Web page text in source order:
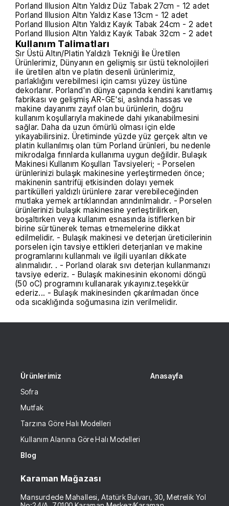
Porland Illusion Altın Yaldız Düz Tabak 27cm - 12 adet
Porland Illusion Altın Yaldız Kase 13cm - 12 adet
Porland Illusion Altın Yaldız Kayık Tabak 24cm - 2 adet
Porland Illusion Altın Yaldız Kayık Tabak 32cm - 2 adet
Kullanım Talimatları
Sır Üstü Altın/Platin Yaldızlı Tekniği İle Üretilen
Ürünlerimiz, Dünyanın en gelişmiş sır üstü teknolojileri
ile üretilen altın ve platin desenli ürünlerimiz,
parlaklığını verebilmesi için camsı yüzey üstüne
dekorlanır. Porland'ın dünya çapında kendini kanıtlamış
fabrikası ve gelişmiş AR-GE'si, aslında hassas ve
makine dayanımı zayıf olan bu ürünlerin, doğru
kullanım koşullarıyla makinede dahi yıkanabilmesini
sağlar. Daha da uzun ömürlü olması için elde
yıkayabilirsiniz. Üretiminde yüzde yüz gerçek altın ve
platin kullanılmış olan tüm Porland ürünleri, bu nedenle
mikrodalga fırınlarda kullanıma uygun değildir. Bulaşık
Makinesi Kullanım Koşulları Tavsiyeleri; - Porselen
ürünlerinizi bulaşık makinesine yerleştirmeden önce;
makinenin santrifüj etkisinden dolayı yemek
partikülleri yaldızlı ürünlere zarar verebileceğinden
mutlaka yemek artıklarından arındırılmalıdır. - Porselen
ürünlerinizi bulaşık makinesine yerleştirilirken,
boşaltırken veya kullanım esnasında istiflerken bir
birine sürtünerek temas etmemelerine dikkat
edilmelidir. - Bulaşık makinesi ve deterjan üreticilerinin
porselen için tavsiye ettikleri deterjanları ve makine
programlarını kullanmalı ve ilgili uyarıları dikkate
alınmalıdır. . - Porland olarak sıvı deterjan kullanmanızı
tavsiye ederiz. - Bulaşık makinesinin ekonomi döngü
(50 oC) programını kullanarak yıkayınız.teşekkür
ederiz... - Bulaşık makinesinden çıkarılmadan önce
oda sıcaklığında soğumasına izin verilmelidir.
Ürünlerimiz
Sofra
Mutfak
Tarzına Göre Halı Modelleri
Kullanım Alanına Göre Halı Modelleri
Anasayfa
Blog
Karaman Mağazası
Mansurdede Mahallesi, Atatürk Bulvarı, 30, Metrelik Yol